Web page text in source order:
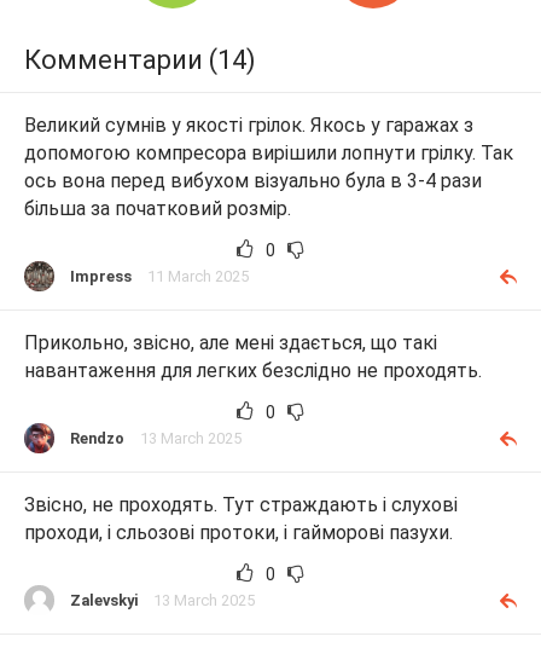
Комментарии (14)
Великий сумнів у якості грілок. Якось у гаражах з
допомогою компресора вирішили лопнути грілку. Так
ось вона перед вибухом візуально була в 3-4 рази
більша за початковий розмір.
0
Impress 11 March 2025
Прикольно, звісно, але мені здається, що такі
навантаження для легких безслідно не проходять.
0
Rendzo 13 March 2025
Звісно, не проходять. Тут страждають і слухові
проходи, і сльозові протоки, і гайморові пазухи.
0
Zalevskyi 13 March 2025